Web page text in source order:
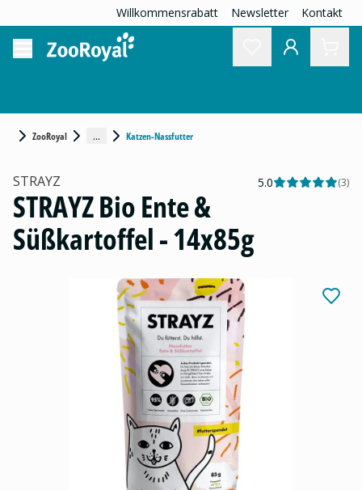
Willkommensrabatt Newsletter Kontakt
ZooRoyal ... Katzen-Nassfutter
STRAYZ 5.0 (3)
STRAYZ Bio Ente &
Süßkartoffel - 14x85g